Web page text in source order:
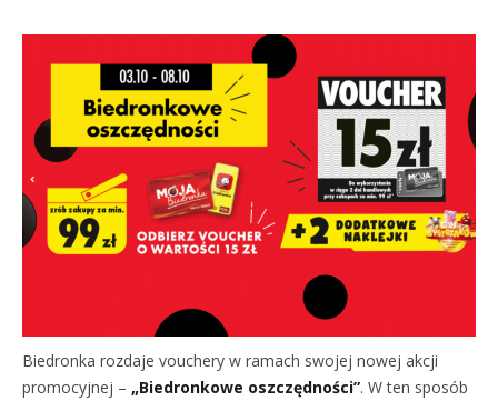
Biedronka rozdaje vouchery w ramach swojej nowej akcji
promocyjnej – „Biedronkowe oszczędności”. W ten sposób